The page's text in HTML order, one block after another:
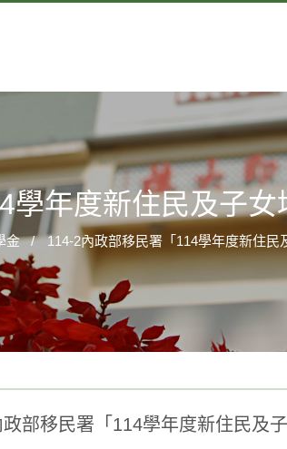
學年度新住民及子
金 114-2內政部移民署「114學年度新住民
部移民署「114學年度新住民及